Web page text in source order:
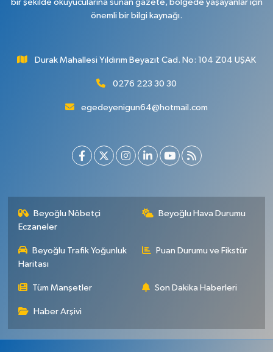
bir şekilde okuyucularına sunan gazete, bölgede yaşayanlar için
önemli bir bilgi kaynağı.
Durak Mahallesi Yıldırım Beyazıt Cad. No: 104 Z04 UŞAK
0276 223 30 30
egedeyenigun64@hotmail.com
Beyoğlu Nöbetçi
Eczaneler
Beyoğlu Hava Durumu
Beyoğlu Trafik Yoğunluk
Haritası
Puan Durumu ve Fikstür
Tüm Manşetler Son Dakika Haberleri
Haber Arşivi